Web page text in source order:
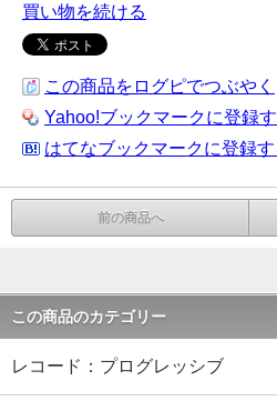
買い物を続ける
この商品をログピでつぶやく
Yahoo!ブックマークに登録
はてなブックマークに登録す
前の商品へ
この商品のカテゴリー
レコード：プログレッシブ